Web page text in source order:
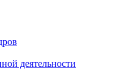
деятельности